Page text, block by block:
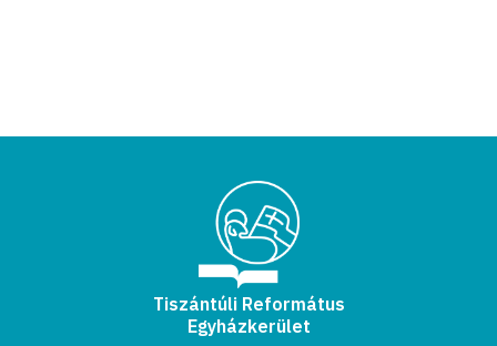
Tiszántúli Református
Egyházkerület